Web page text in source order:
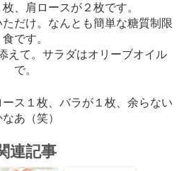
、肩ロースが２枚です。
だけ。なんとも簡単な糖質制限
食です。
えて。サラダはオリーブオイル
で。
ス１枚、バラが１枚、余らない
あ（笑）
連記事